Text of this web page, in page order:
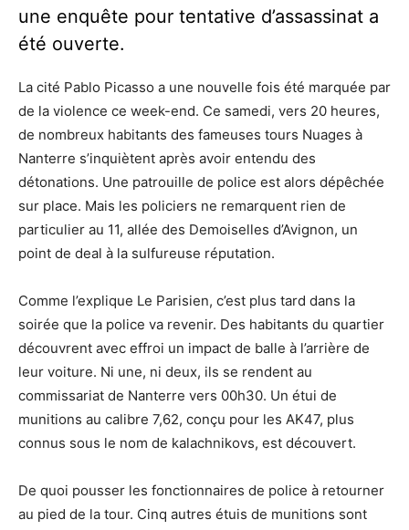
une enquête pour tentative d’assassinat a
été ouverte.
La cité Pablo Picasso a une nouvelle fois été marquée par
de la violence ce week-end. Ce samedi, vers 20 heures,
de nombreux habitants des fameuses tours Nuages à
Nanterre s’inquiètent après avoir entendu des
détonations. Une patrouille de police est alors dépêchée
sur place. Mais les policiers ne remarquent rien de
particulier au 11, allée des Demoiselles d’Avignon, un
point de deal à la sulfureuse réputation.
Comme l’explique Le Parisien, c’est plus tard dans la
soirée que la police va revenir. Des habitants du quartier
découvrent avec effroi un impact de balle à l’arrière de
leur voiture. Ni une, ni deux, ils se rendent au
commissariat de Nanterre vers 00h30. Un étui de
munitions au calibre 7,62, conçu pour les AK47, plus
connus sous le nom de kalachnikovs, est découvert.
De quoi pousser les fonctionnaires de police à retourner
au pied de la tour. Cinq autres étuis de munitions sont